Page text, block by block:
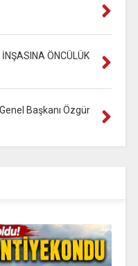
İNŞASINA ÖNCÜLÜK
Başkanı Özgür